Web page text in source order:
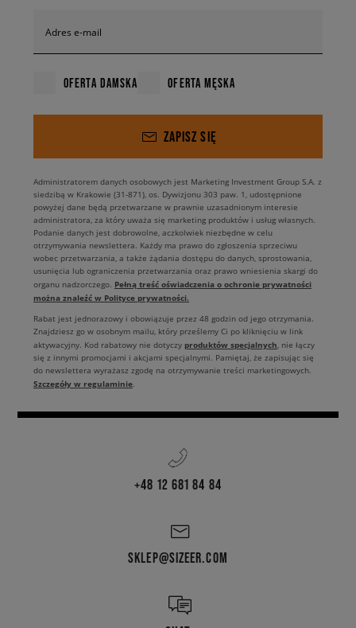
Adres e-mail
OFERTA DAMSKA OFERTA MĘSKA
ZAPISZ SIĘ
Administratorem danych osobowych jest Marketing Investment Group S.A. z
siedzibą w Krakowie (31-871), os. Dywizjonu 303 paw. 1, udostępnione
powyżej dane będą przetwarzane w prawnie uzasadnionym interesie
administratora, za który uważa się marketing produktów i usług własnych.
Podanie danych jest dobrowolne, aczkolwiek niezbędne w celu
otrzymywania newslettera. Każdy ma prawo do zgłoszenia sprzeciwu
wobec przetwarzania, a także żądania dostępu do danych, sprostowania,
usunięcia lub ograniczenia przetwarzania oraz prawo wniesienia skargi do
organu nadzorczego. Pełną treść oświadczenia o ochronie prywatności
można znaleźć w Polityce prywatności.
Rabat jest jednorazowy i obowiązuje przez 48 godzin od jego otrzymania.
Znajdziesz go w osobnym mailu, który prześlemy Ci po kliknięciu w link
aktywacyjny. Kod rabatowy nie dotyczy produktów specjalnych, nie łączy
się z innymi promocjami i akcjami specjalnymi. Pamiętaj, że zapisując się
do newslettera wyrażasz zgodę na otrzymywanie treści marketingowych.
Szczegóły w regulaminie.
+48 12 681 84 84
SKLEP@SIZEER.COM